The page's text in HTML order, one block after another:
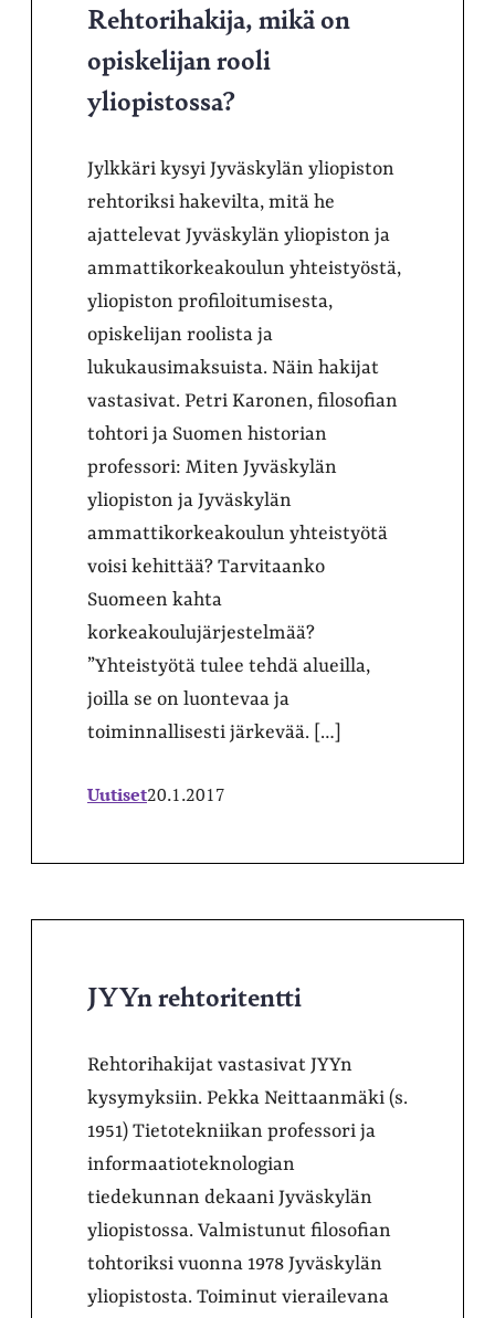
Rehtorihakija, mikä on
opiskelijan rooli
yliopistossa?
Jylkkäri kysyi Jyväskylän yliopiston
rehtoriksi hakevilta, mitä he
ajattelevat Jyväskylän yliopiston ja
ammattikorkeakoulun yhteistyöstä,
yliopiston profiloitumisesta,
opiskelijan roolista ja
lukukausimaksuista. Näin hakijat
vastasivat. Petri Karonen, filosofian
tohtori ja Suomen historian
professori: Miten Jyväskylän
yliopiston ja Jyväskylän
ammattikorkeakoulun yhteistyötä
voisi kehittää? Tarvitaanko
Suomeen kahta
korkeakoulujärjestelmää?
”Yhteistyötä tulee tehdä alueilla,
joilla se on luontevaa ja
toiminnallisesti järkevää. […]
Uutiset20.1.2017
JYYn rehtoritentti
Rehtorihakijat vastasivat JYYn
kysymyksiin. Pekka Neittaanmäki (s.
1951) Tietotekniikan professori ja
informaatioteknologian
tiedekunnan dekaani Jyväskylän
yliopistossa. Valmistunut filosofian
tohtoriksi vuonna 1978 Jyväskylän
yliopistosta. Toiminut vierailevana